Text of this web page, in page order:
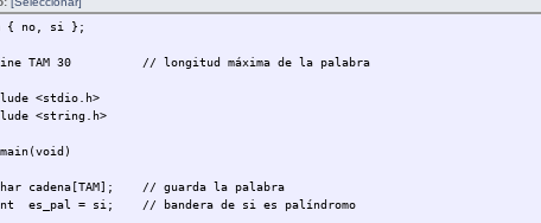
imprimePila(Nodo **cima){
Nodo *actual;
actual=*cima;
printf("Error al imprimir: no hay elementos en la pila.\n\n");
}else{
printf("-------PILA--------\n");
{ no, si };
TAM 30 // longitud máxima de la palabra
<stdio.h>
<string.h>
cadena[TAM]; // guarda la palabra
es_pal = si; // bandera de si es palíndromo